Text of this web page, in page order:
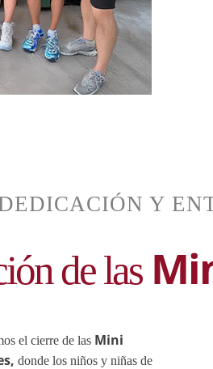
de las
Mini